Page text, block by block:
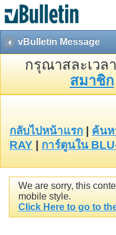
vBulletin Message
กรุณาสละเวล
สมาชิก
กลับไปหน้าแรก ค้นห
RAY
การ์ตูนใน
We are sorry, this
mobile style.
Click Here to go to